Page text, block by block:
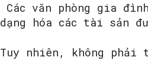
Các văn phòng gia
dạng hóa các tài sản
Tuy nhiên, không phải